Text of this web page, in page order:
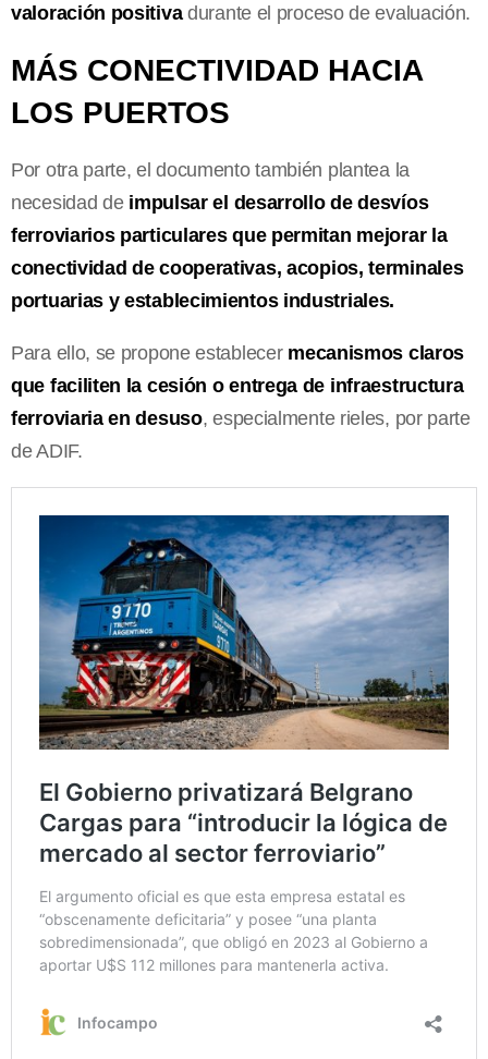
valoración positivadurante el proceso de evaluación.
MÁS CONECTIVIDAD HACIA
LOS PUERTOS
Por otra parte, el documento también plantea la
necesidad deimpulsar el desarrollo de desvíos
ferroviarios particulares que permitan mejorar la
conectividad de cooperativas, acopios, terminales
portuarias y establecimientos industriales.
Para ello, se propone establecer mecanismos claros
que faciliten la cesión o entrega de infraestructura
ferroviaria en desuso, especialmente rieles, por parte
de ADIF.